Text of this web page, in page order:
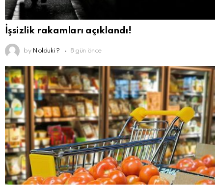
İşsizlik rakamları açıklandı!
by Nolduki ? 8 gün önce